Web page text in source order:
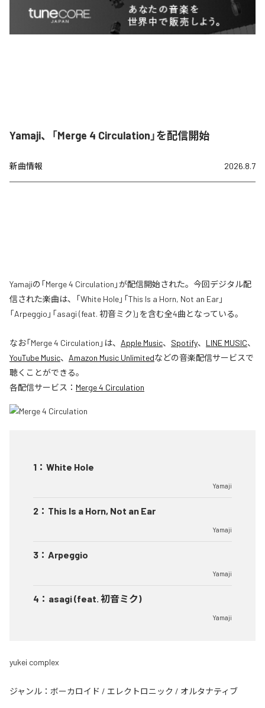
Yamaji、「Merge 4 Circulation」を配信開始
新曲情報 2026.8.7
Yamajiの「Merge 4 Circulation」が配信開始された。今回デジタル配
信された楽曲は、「White Hole」「This Is a Horn, Not an Ear」
「Arpeggio」「asagi (feat. 初音ミク)」を含む全4曲となっている。
なお「Merge 4 Circulation 」は、 Apple Music、 Spotify、 LINE MUSIC、
YouTube Music、 Amazon Music Unlimitedなどの音楽配信サービスで
聴くことができる。
各配信サービス： Merge 4 Circulation
1 ： White Hole
Yamaji
2 ： This Is a Horn, Not an Ear
Yamaji
3 ： Arpeggio
Yamaji
4 ： asagi (feat. 初音ミク)
Yamaji
yukei complex
ジャンル： ボーカロイド / エレクトロニック / オルタナティブ